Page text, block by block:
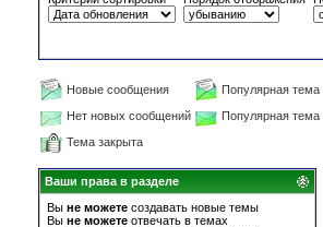
Новые сообщения
Популярная
Нет новых сообщений
Популярная
Тема закрыта
Ваши права в разделе
Вы не можете создавать новые темы
Вы не можете отвечать в темах